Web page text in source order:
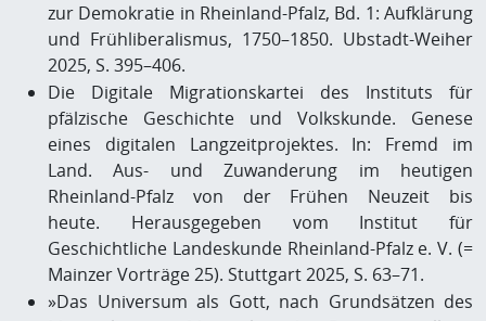
zur Demokratie in Rheinland-Pfalz, Bd. 1: Aufklärung
und Frühliberalismus, 1750–1850. Ubstadt-Weiher
2025, S. 395–406.
Die Digitale Migrationskartei des Instituts für
pfälzische Geschichte und Volkskunde. Genese
eines digitalen Langzeitprojektes. In: Fremd im
Land. Aus- und Zuwanderung im heutigen
Rheinland-Pfalz von der Frühen Neuzeit bis
heute. Herausgegeben vom Institut für
Geschichtliche Landeskunde Rheinland-Pfalz e. V. (=
Mainzer Vorträge 25). Stuttgart 2025, S. 63–71.
»Das Universum als Gott, nach Grundsätzen des